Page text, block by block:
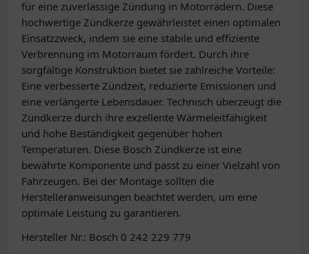
für eine zuverlässige Zündung in Motorrädern. Diese
hochwertige Zündkerze gewährleistet einen optimalen
Einsatzzweck, indem sie eine stabile und effiziente
Verbrennung im Motorraum fördert. Durch ihre
sorgfältige Konstruktion bietet sie zahlreiche Vorteile:
Eine verbesserte Zündzeit, reduzierte Emissionen und
eine verlängerte Lebensdauer. Technisch überzeugt die
Zündkerze durch ihre exzellente Wärmeleitfähigkeit
und hohe Beständigkeit gegenüber hohen
Temperaturen. Diese Bosch Zündkerze ist eine
bewährte Komponente und passt zu einer Vielzahl von
Fahrzeugen. Bei der Montage sollten die
Herstelleranweisungen beachtet werden, um eine
optimale Leistung zu garantieren.
Hersteller Nr.: Bosch 0 242 229 779